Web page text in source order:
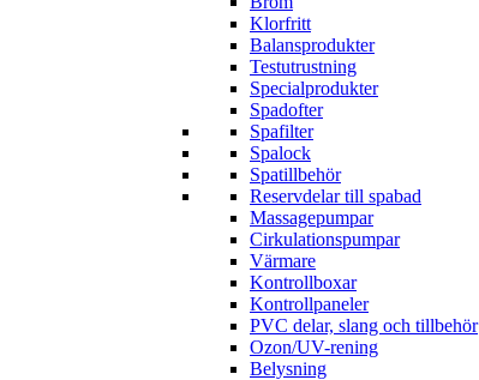
Klorfritt
Balansprodukter
Testutrustning
Specialprodukter
Spadofter
Spafilter
Spalock
Spatillbehör
Reservdelar till spabad
Massagepumpar
Cirkulationspumpar
Värmare
Kontrollboxar
Kontrollpaneler
PVC delar, slang och tillbehör
Ozon/UV-rening
Belysning